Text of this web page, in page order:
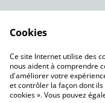
Nous
Conditions
Cookies
Ce site Internet utilise des
nous aident à comprendre
d'améliorer votre
et contrôler la façon dont
cookies ». Vous pouvez